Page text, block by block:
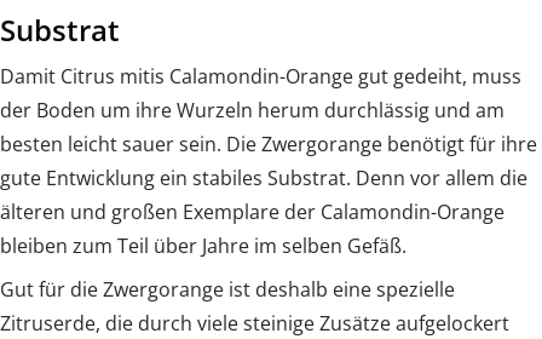
Substrat
Damit Citrus mitis Calamondin-Orange gut gedeiht, muss
der Boden um ihre Wurzeln herum durchlässig und am
besten leicht sauer sein. Die Zwergorange benötigt für ihre
gute Entwicklung ein stabiles Substrat. Denn vor allem die
älteren und großen Exemplare der Calamondin-Orange
bleiben zum Teil über Jahre im selben Gefäß.
Gut für die Zwergorange ist deshalb eine spezielle
Zitruserde, die durch viele steinige Zusätze aufgelockert